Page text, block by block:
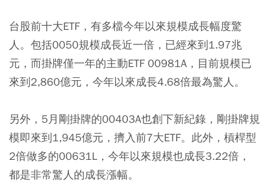
台股前十大ETF，有多檔今年以來規模成長幅度驚
人。包括0050規模成長近一倍，已經來到1.97兆
元，而掛牌僅一年的主動ETF 00981A ，目前規模已
來到2,860億元，今年以來成長4.68倍最為驚人。
另外，5月剛掛牌的00403A也創下新紀錄，剛掛牌規
模即來到1,945億元，擠入前7大ETF。此外，槓桿型
2倍做多的00631L ，今年以來規模也成長3.22倍，
都是非常驚人的成長漲幅。